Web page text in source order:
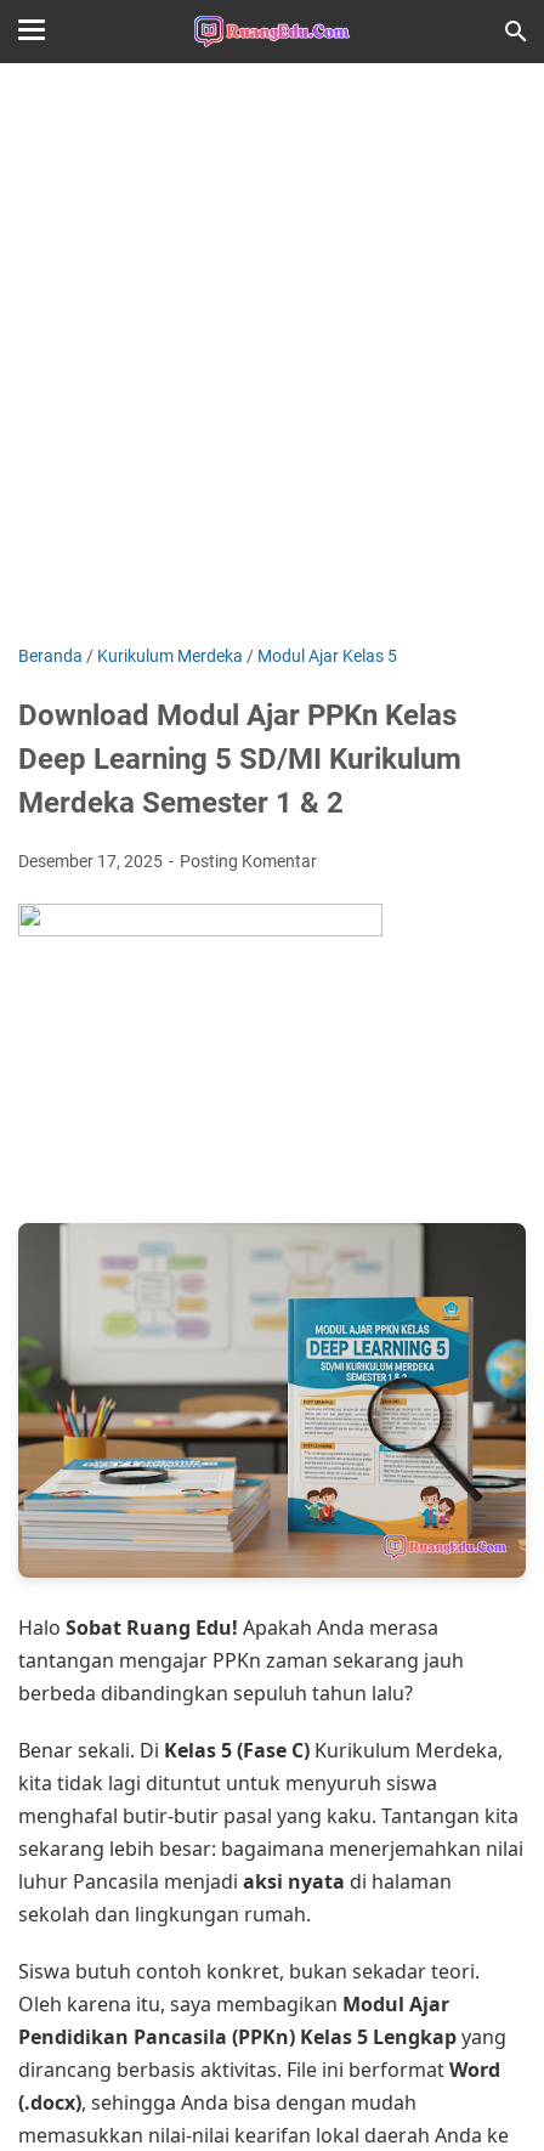
Beranda / Kurikulum Merdeka / Modul Ajar Kelas 5
Download Modul Ajar PPKn Kelas
Deep Learning 5 SD/MI Kurikulum
Merdeka Semester 1 & 2
Desember 17, 2025 Posting Komentar
Halo Sobat Ruang Edu! Apakah Anda merasa
tantangan mengajar PPKn zaman sekarang jauh
berbeda dibandingkan sepuluh tahun lalu?
Benar sekali. Di Kelas 5 (Fase C) Kurikulum Merdeka,
kita tidak lagi dituntut untuk menyuruh siswa
menghafal butir-butir pasal yang kaku. Tantangan kita
sekarang lebih besar: bagaimana menerjemahkan nilai
luhur Pancasila menjadi aksi nyata di halaman
sekolah dan lingkungan rumah.
Siswa butuh contoh konkret, bukan sekadar teori.
Oleh karena itu, saya membagikan Modul Ajar
Pendidikan Pancasila (PPKn) Kelas 5 Lengkapyang
dirancang berbasis aktivitas. File ini berformatWord
(.docx), sehingga Anda bisa dengan mudah
memasukkan nilai-nilai kearifan lokal daerah Anda ke